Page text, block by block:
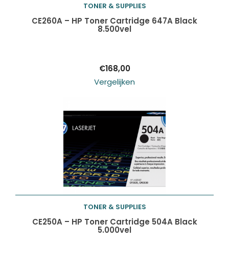
Toevoegen aan
TONER & SUPPLIES
CE260A – HP Toner Cartridge 647A Black
8.500vel
€168,00
Vergelijken
Toevoegen aan
TONER & SUPPLIES
CE250A – HP Toner Cartridge 504A Black
5.000vel